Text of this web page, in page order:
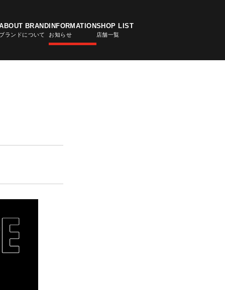
BRAND
ブランドについて
INFORMATION
お知らせ
SHOP LIST
店舗一覧